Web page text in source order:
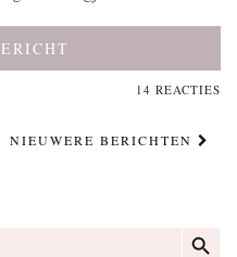
14 REACTIES
NIEUWERE BERICHTEN